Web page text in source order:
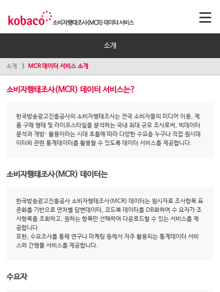
소개
소개 MCR 데이터 서비스 소개
소비자행태조사(MCR) 데이터 서비스는?
한국방송광고진흥공사의 소비자행태조사는 전국 소비자들의 미디어 이용, 제
품 구매 행태 및 라이프스타일을 분석하는 국내 최대 규모 조사로써, 빅데이터
분석과 개방· 활용이라는 시대 흐름에 따라 다양한 수요층 누구나 직접 원시데
이터와 관련 통계데이터를 활용할 수 있도록 데이터 서비스를 제공합니다.
소비자행태조사(MCR) 데이터는
한국방송광고진흥공사 소비자행태조사(MCR) 데이터는 원시자료 조사항목 표
준화를 기반으로 연차별 답변데이터, 코드북 데이터를 DB화하여 수 요자가 조
사항목을 조회하고, 원하는 항목만 선택하여 다운로드할 수 있는 서비스를 제
공합니다.
또한, 수요조사를 통해 연구나 마케팅 등에서 자주 활용되는 통계데이터 서비
스와 간행물 서비스를 제공합니다.
수요자